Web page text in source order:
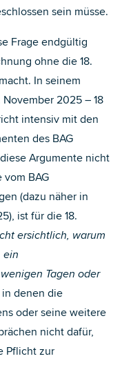
sein müsse.
Frage endgültig
ohne die 18.
In seinem
2025 – 18
intensiv mit den
des BAG
Argumente nicht
BAG
(dazu näher in
), ist für die 18.
ersichtlich, warum
ein
Tagen oder
denen die
oder seine weitere
nicht dafür,
Pflicht zur